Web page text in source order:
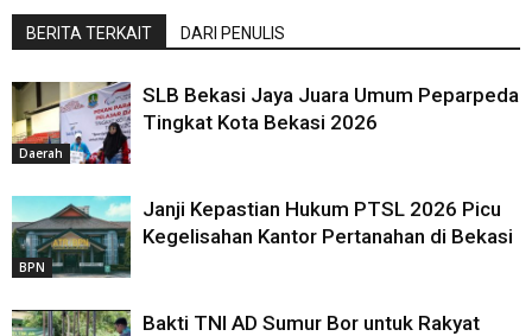
BERITA TERKAIT DARI PENULIS
Daerah
SLB Bekasi Jaya Juara Umum Peparpeda
Tingkat Kota Bekasi 2026
BPN
Janji Kepastian Hukum PTSL 2026 Picu
Kegelisahan Kantor Pertanahan di Bekasi
Bakti TNI AD Sumur Bor untuk Rakyat